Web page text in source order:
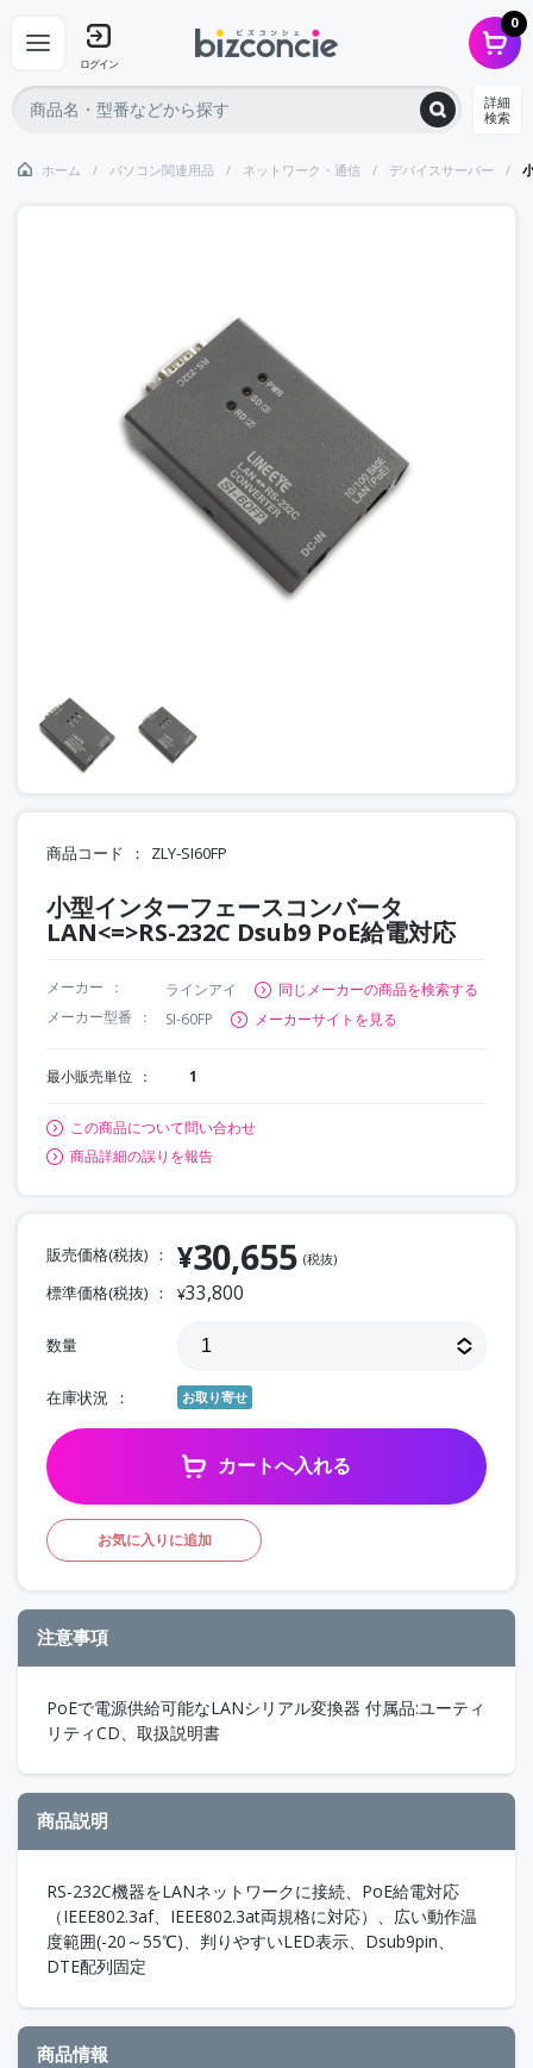
ログイン
0
詳細
検索
ホーム パソコン関連用品 ネットワーク・通信 デバイスサーバー
商品コード ZLY-SI60FP
小型インターフェースコンバータ
LAN<=>RS-232C Dsub9 PoE給電対応
メーカー ラインアイ
同じメーカーの商品を検索する
メーカー型番
SI-60FP メーカーサイトを見る
最小販売単位 1
この商品について問い合わせ
商品詳細の誤りを報告
販売価格(税抜) ¥30,655 (税抜)
標準価格(税抜) ¥33,800
数量
在庫状況 お取り寄せ
カートへ入れる
お気に入りに追加
注意事項
PoEで電源供給可能なLANシリアル変換器 付属品:ユーティ
リティCD、取扱説明書
商品説明
RS-232C機器をLANネットワークに接続、PoE給電対応
（IEEE802.3af、IEEE802.3at両規格に対応）、広い動作温
度範囲(-20～55℃)、判りやすいLED表示、Dsub9pin、
DTE配列固定
商品情報